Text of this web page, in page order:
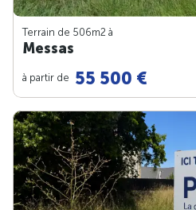
Terrain de 506m2 à
Messas
à partir de 55 500 €